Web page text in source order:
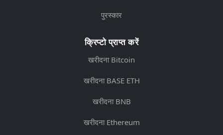
पुरस्कार
क्रिप्टो प्राप्त करें
खरीदना Bitcoin
खरीदना BASE ETH
खरीदना BNB
खरीदना Ethereum